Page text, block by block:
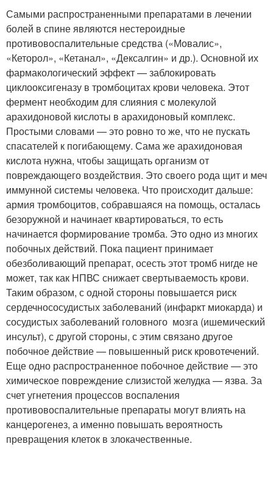
Самыми распространенными препаратами в лечении
болей в спине являются нестероидные
противовоспалительные средства («Мовалис»,
«Кеторол», «Кетанал», «Дексалгин» и др.). Основной их
фармакологический эффект — заблокировать
циклооксигеназу в тромбоцитах крови человека. Этот
фермент необходим для слияния с молекулой
арахидоновой кислоты в арахидоновый комплекс.
Простыми словами — это ровно то же, что не пускать
спасателей к погибающему. Сама же арахидоновая
кислота нужна, чтобы защищать организм от
повреждающего воздействия. Это своего рода щит и меч
иммунной системы человека. Что происходит дальше:
армия тромбоцитов, собравшаяся на помощь, осталась
безоружной и начинает квартироваться, то есть
начинается формирование тромба. Это одно из многих
побочных действий. Пока пациент принимает
обезболивающий препарат, осесть этот тромб нигде не
может, так как НПВС снижает свертываемость крови.
Таким образом, с одной стороны повышается риск
сердечнососудистых заболеваний (инфаркт миокарда) и
сосудистых заболеваний головного мозга (ишемический
инсульт), с другой стороны, с этим связано другое
побочное действие — повышенный риск кровотечений.
Еще одно распространенное побочное действие — это
химическое повреждение слизистой желудка — язва. За
счет угнетения процессов воспаления
противовоспалительные препараты могут влиять на
канцерогенез, а именно повышать вероятность
превращения клеток в злокачественные.